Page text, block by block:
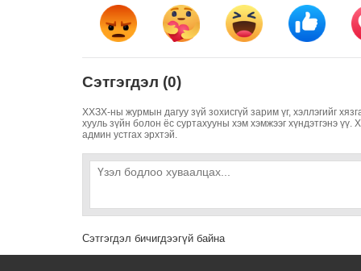
Сэтгэгдэл (0)
ХХЗХ-ны журмын дагуу зүй зохисгүй зарим үг, хэллэгийг
хууль зүйн болон ёс суртахууны хэм хэмжээг хүндэтгэнэ үү.
админ устгах эрхтэй.
Сэтгэгдэл бичигдээгүй байна